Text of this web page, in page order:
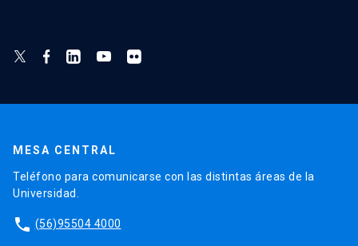
MESA CENTRAL
Teléfono para comunicarse con las distintas áreas de la
Universidad.
phone (56)95504 4000